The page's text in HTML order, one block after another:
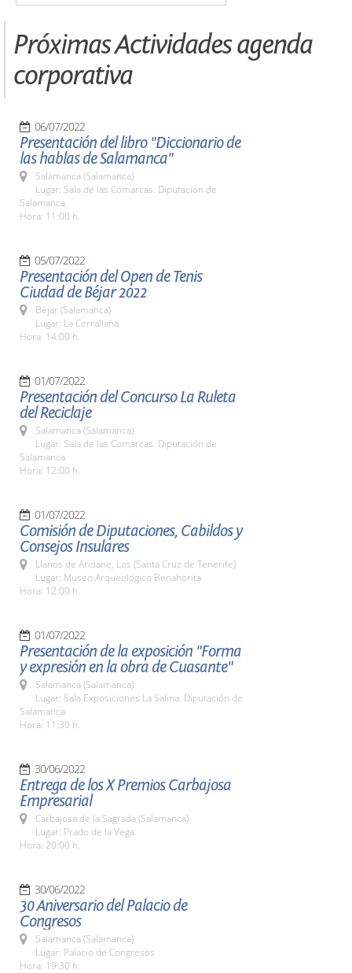
Próximas Actividades agenda
corporativa
06/07/2022
Presentación del libro "Diccionario de
las hablas de Salamanca"
Salamanca (Salamanca)
Lugar: Sala de las Comarcas. Diputación de
Salamanca.
Hora: 11:00 h.
05/07/2022
Presentación del Open de Tenis
Ciudad de Béjar 2022
Béjar (Salamanca)
Lugar: La Cerrallana
Hora: 14:00 h.
01/07/2022
Presentación del Concurso La Ruleta
del Reciclaje
Salamanca (Salamanca)
Lugar: Sala de las Comarcas. Diputación de
Salamanca
Hora: 12:00 h.
01/07/2022
Comisión de Diputaciones, Cabildos y
Consejos Insulares
Llanos de Aridane, Los (Santa Cruz de Tenerife)
Lugar: Museo Arqueológico Benahorita
Hora: 12:00 h.
01/07/2022
Presentación de la exposición "Forma
y expresión en la obra de Cuasante"
Salamanca (Salamanca)
Lugar: Sala Exposiciones La Salina. Diputación de
Salamanca
Hora: 11:30 h.
30/06/2022
Entrega de los X Premios Carbajosa
Empresarial
Carbajosa de la Sagrada (Salamanca)
Lugar: Prado de la Vega
Hora: 20:00 h.
30/06/2022
30 Aniversario del Palacio de
Congresos
Salamanca (Salamanca)
Lugar: Palacio de Congresos
Hora: 19:30 h.